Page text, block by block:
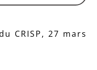
CRISP, 27 mars